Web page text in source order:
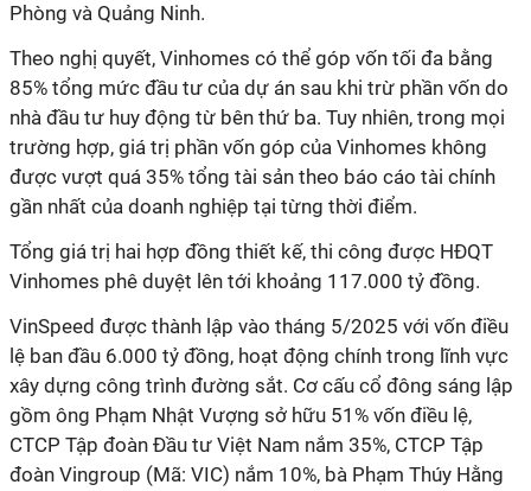
Phòng và Quảng Ninh.
Theo nghị quyết, Vinhomes có thể góp vốn tối đa bằng
85% tổng mức đầu tư của dự án sau khi trừ phần vốn do
nhà đầu tư huy động từ bên thứ ba. Tuy nhiên, trong mọi
trường hợp, giá trị phần vốn góp của Vinhomes không
được vượt quá 35% tổng tài sản theo báo cáo tài chính
gần nhất của doanh nghiệp tại từng thời điểm.
Tổng giá trị hai hợp đồng thiết kế, thi công được HĐQT
Vinhomes phê duyệt lên tới khoảng 117.000 tỷ đồng.
VinSpeed được thành lập vào tháng 5/2025 với vốn điều
lệ ban đầu 6.000 tỷ đồng, hoạt động chính trong lĩnh vực
xây dựng công trình đường sắt. Cơ cấu cổ đông sáng lập
gồm ông Phạm Nhật Vượng sở hữu 51% vốn điều lệ,
CTCP Tập đoàn Đầu tư Việt Nam nắm 35%, CTCP Tập
đoàn Vingroup (Mã: VIC) nắm 10%, bà Phạm Thúy Hằng